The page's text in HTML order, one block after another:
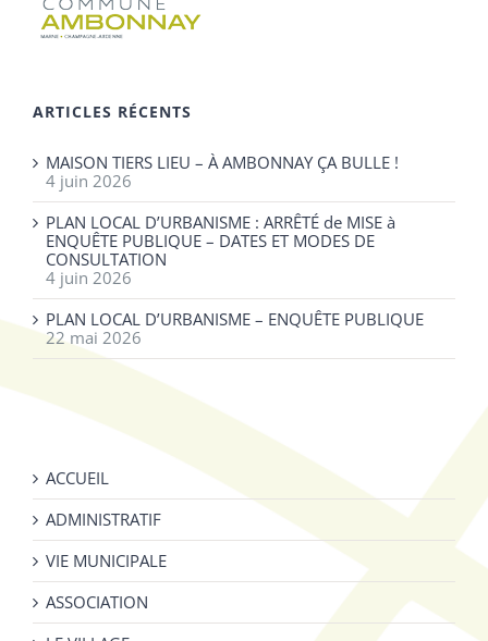
ARTICLES RÉCENTS
MAISON TIERS LIEU – À AMBONNAY ÇA BULLE !
4 juin 2026
PLAN LOCAL D’URBANISME : ARRÊTÉ de MISE à
ENQUÊTE PUBLIQUE – DATES ET MODES DE
CONSULTATION
4 juin 2026
PLAN LOCAL D’URBANISME – ENQUÊTE PUBLIQUE
22 mai 2026
ACCUEIL
ADMINISTRATIF
VIE MUNICIPALE
ASSOCIATION